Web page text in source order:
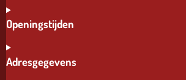
Openingstijden
Adresgegevens